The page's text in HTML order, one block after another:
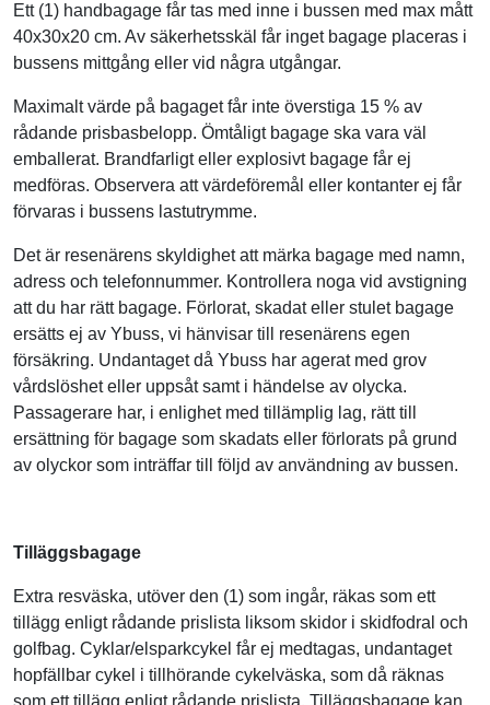
Ett (1) handbagage får tas med inne i bussen med max mått
40x30x20 cm. Av säkerhetsskäl får inget bagage placeras i
bussens mittgång eller vid några utgångar.
Maximalt värde på bagaget får inte överstiga 15 % av
rådande prisbasbelopp. Ömtåligt bagage ska vara väl
emballerat. Brandfarligt eller explosivt bagage får ej
medföras. Observera att värdeföremål eller kontanter ej får
förvaras i bussens lastutrymme.
Det är resenärens skyldighet att märka bagage med namn,
adress och telefonnummer. Kontrollera noga vid avstigning
att du har rätt bagage. Förlorat, skadat eller stulet bagage
ersätts ej av Ybuss, vi hänvisar till resenärens egen
försäkring. Undantaget då Ybuss har agerat med grov
vårdslöshet eller uppsåt samt i händelse av olycka.
Passagerare har, i enlighet med tillämplig lag, rätt till
ersättning för bagage som skadats eller förlorats på grund
av olyckor som inträffar till följd av användning av bussen.
Tilläggsbagage
Extra resväska, utöver den (1) som ingår, räkas som ett
tillägg enligt rådande prislista liksom skidor i skidfodral och
golfbag. Cyklar/elsparkcykel får ej medtagas, undantaget
hopfällbar cykel i tillhörande cykelväska, som då räknas
som ett tillägg enligt rådande prislista. Tilläggsbagage kan